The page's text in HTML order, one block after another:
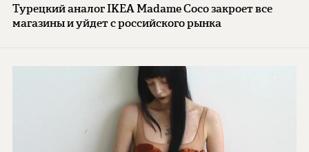
Турецкий аналог IKEA Madame Coco закроет все
магазины и уйдет с российского рынка